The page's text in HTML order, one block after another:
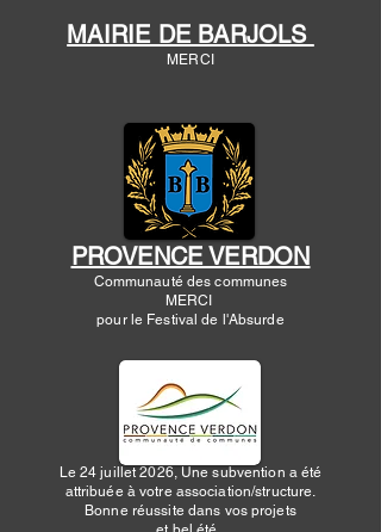
MAIRIE DE BARJOLS
MERCI
​
PROVENCE VERDON
Communauté des communes
MERCI
pour le Festival de l'Absurde
Le 24 juillet 2026, Une subvention a été
attribuée à votre association/structure.
Bonne réussite dans vos projets